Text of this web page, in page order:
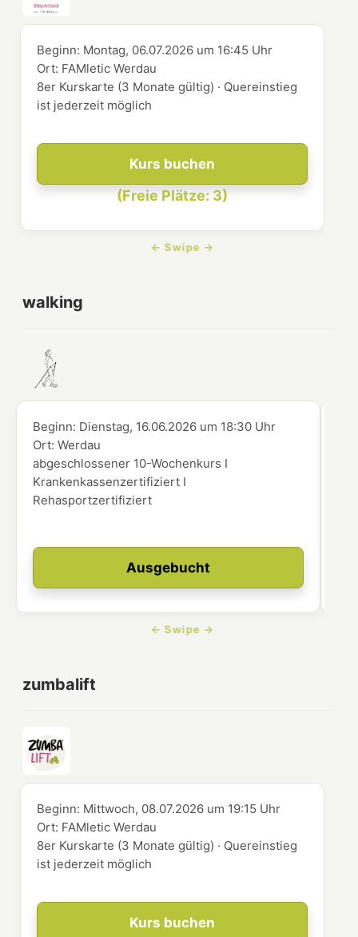
Kurs buchen
(Freie Plätze: 3)
Beginn: Montag, 06.07.2026 um 16:45 Uhr
Ort: FAMletic Werdau
8er Kurskarte (3 Monate gültig) · Quereinstieg
ist jederzeit möglich
walking
Ausgebucht
Beginn: Dienstag, 16.06.2026 um 18:30 Uhr
Ort:Werdau
abgeschlossener 10-Wochenkurs I
Krankenkassenzertifiziert I
Rehasportzertifiziert
zumbalift
Kurs buchen
Beginn: Mittwoch, 08.07.2026 um 19:15 Uhr
Ort: FAMletic Werdau
8er Kurskarte (3 Monate gültig) · Quereinstieg
ist jederzeit möglich